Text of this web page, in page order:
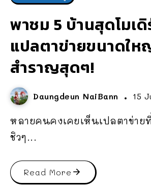
พาชม 5 บ้านสุดโมเ
แปลตาข่ายขนาดให
สำราญสุดๆ!
Daungdeun NaiBann 15
หลายคนคงเคยเห็นเปลตาข่าย
ชิวๆ...
Read More